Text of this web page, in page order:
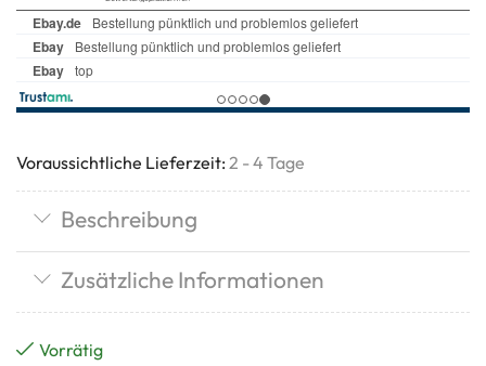
Voraussichtliche Lieferzeit: 2 - 4 Tage
Beschreibung
Zusätzliche Informationen
Vorrätig